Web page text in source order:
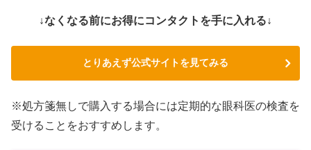
↓なくなる前にお得にコンタクトを手に入れる↓
とりあえず公式サイトを見てみる
※処方箋無しで購入する場合には定期的な眼科医の検査を
受けることをおすすめします。